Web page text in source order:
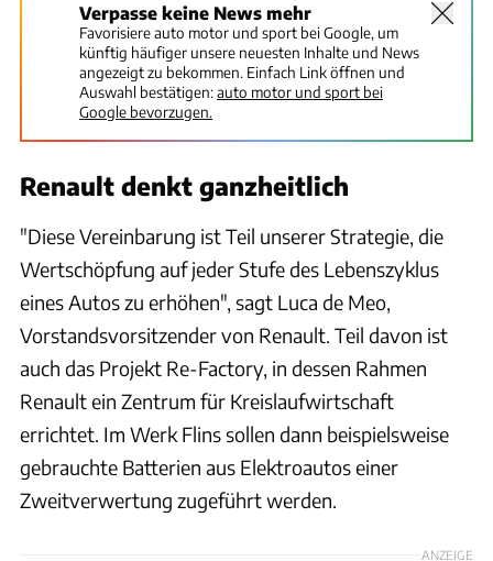
Verpasse keine News mehr
Favorisiere auto motor und sport bei Google, um
künftig häufiger unsere neuesten Inhalte und News
angezeigt zu bekommen. Einfach Link öffnen und
Auswahl bestätigen:auto motor und sport bei
Google bevorzugen.
Renault denkt ganzheitlich
"Diese Vereinbarung ist Teil unserer Strategie, die
Wertschöpfung auf jeder Stufe des Lebenszyklus
eines Autos zu erhöhen", sagt Luca de Meo,
Vorstandsvorsitzender von Renault. Teil davon ist
auch das Projekt Re-Factory, in dessen Rahmen
Renault ein Zentrum für Kreislaufwirtschaft
errichtet. Im Werk Flins sollen dann beispielsweise
gebrauchte Batterien aus Elektroautos einer
Zweitverwertung zugeführt werden.
ANZEIGE